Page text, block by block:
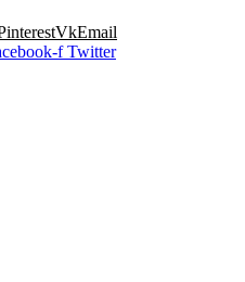
VkEmail
f Twitter